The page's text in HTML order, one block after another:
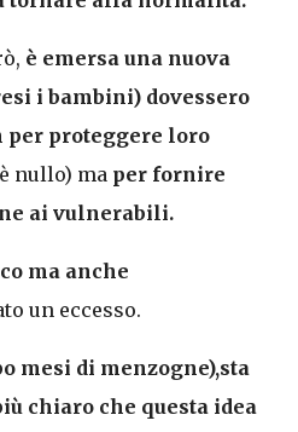
è emersa una nuova
i bambini) dovessero
per proteggere loro
nullo) ma per fornire
ai vulnerabili.
ma anche
un eccesso.
mesi di menzogne),sta
chiaro che questa idea